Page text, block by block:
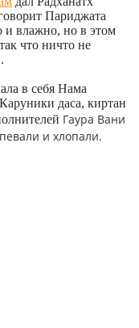
Париджата
влажно, но в этом
что ничто не
в себя Нама
даса, киртан
Гаура Вани
и хлопали.